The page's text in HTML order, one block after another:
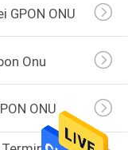
GPON ONU
Onu
ONU